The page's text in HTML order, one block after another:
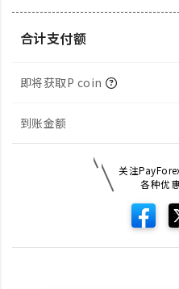
合计支付额
即将获取P coin
到账金额
关注
各种优